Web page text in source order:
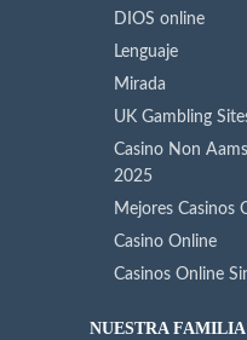
DIOS online
Lenguaje
Mirada
UK Gambling
Casino Non
2025
Mejores Casinos
Casino Online
Casinos Online
NUESTRA FAMILIA